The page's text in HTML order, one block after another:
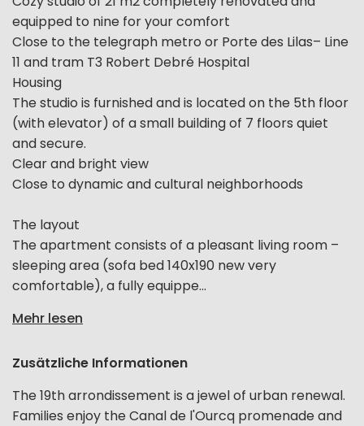
equipped to nine for your comfort
Close to the telegraph metro or Porte des Lilas– Line
11 and tram T3 Robert Debré Hospital
Housing
The studio is furnished and is located on the 5th floor
(with elevator) of a small building of 7 floors quiet
and secure.
Clear and bright view
Close to dynamic and cultural neighborhoods
The layout
The apartment consists of a pleasant living room –
sleeping area (sofa bed 140x190 new very
comfortable), a fully equippe...
Mehr lesen
Zusätzliche Informationen
The 19th arrondissement is a jewel of urban renewal.
Families enjoy the Canal de l'Ourcq promenade and